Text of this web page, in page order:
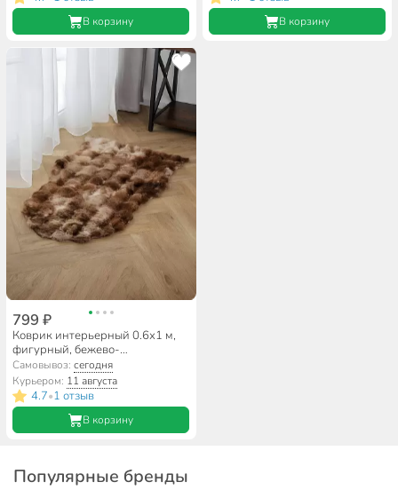
В корзину В корзину
799 ₽
Коврик интерьерный 0.6х1 м,
фигурный, бежево-
коричневый, искусственный
мех, A090277
Самовывоз:сегодня
Курьером: 11 августа
4.7•1 отзыв
В корзину
Популярные бренды